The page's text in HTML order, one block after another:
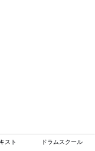
スト ドラムスクール